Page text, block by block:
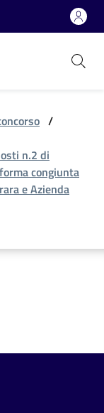
/
n.2 di
congiunta
e Azienda